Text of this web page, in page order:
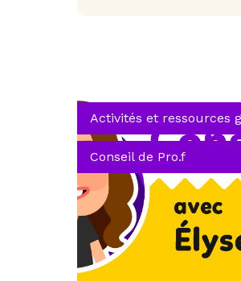
Activités et ressources
Conseil de Pro.f